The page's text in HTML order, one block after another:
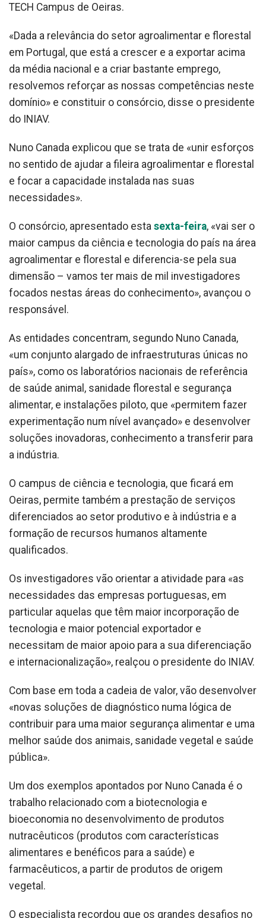
TECH Campus de Oeiras.
«Dada a relevância do setor agroalimentar e florestal
em Portugal, que está a crescer e a exportar acima
da média nacional e a criar bastante emprego,
resolvemos reforçar as nossas competências neste
domínio» e constituir o consórcio, disse o presidente
do INIAV.
Nuno Canada explicou que se trata de «unir esforços
no sentido de ajudar a fileira agroalimentar e florestal
e focar a capacidade instalada nas suas
necessidades».
O consórcio, apresentado esta sexta-feira, «vai ser o
maior campus da ciência e tecnologia do país na área
agroalimentar e florestal e diferencia-se pela sua
dimensão – vamos ter mais de mil investigadores
focados nestas áreas do conhecimento», avançou o
responsável.
As entidades concentram, segundo Nuno Canada,
«um conjunto alargado de infraestruturas únicas no
país», como os laboratórios nacionais de referência
de saúde animal, sanidade florestal e segurança
alimentar, e instalações piloto, que «permitem fazer
experimentação num nível avançado» e desenvolver
soluções inovadoras, conhecimento a transferir para
a indústria.
O campus de ciência e tecnologia, que ficará em
Oeiras, permite também a prestação de serviços
diferenciados ao setor produtivo e à indústria e a
formação de recursos humanos altamente
qualificados.
Os investigadores vão orientar a atividade para «as
necessidades das empresas portuguesas, em
particular aquelas que têm maior incorporação de
tecnologia e maior potencial exportador e
necessitam de maior apoio para a sua diferenciação
e internacionalização», realçou o presidente do INIAV.
Com base em toda a cadeia de valor, vão desenvolver
«novas soluções de diagnóstico numa lógica de
contribuir para uma maior segurança alimentar e uma
melhor saúde dos animais, sanidade vegetal e saúde
pública».
Um dos exemplos apontados por Nuno Canada é o
trabalho relacionado com a biotecnologia e
bioeconomia no desenvolvimento de produtos
nutracêuticos (produtos com características
alimentares e benéficos para a saúde) e
farmacêuticos, a partir de produtos de origem
vegetal.
O especialista recordou que os grandes desafios no